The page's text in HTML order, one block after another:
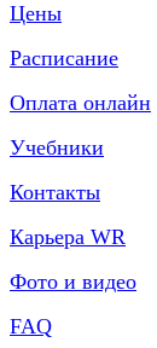
Цены
Расписание
Оплата онлайн
Учебники
Контакты
Карьера WR
Фото и видео
FAQ